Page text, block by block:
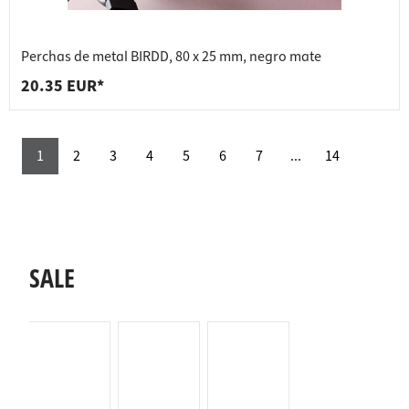
Perchas de metal BIRDD, 80 x 25 mm, negro mate
20.35 EUR*
1 2 3 4 5 6 7 ... 14
SALE